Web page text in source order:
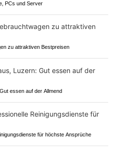
PCs und Server
zu attraktiven Bestpreisen
essen auf der Allmend
für höchste Ansprüche